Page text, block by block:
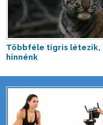
Többféle tigris létezik,
hinnénk